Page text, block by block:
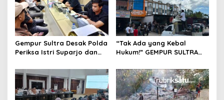
Gempur Sultra Desak Polda
Periksa Istri Suparjo dan
Kasus Tambang Ilegal
“Tak Ada yang Kebal
Hukum!” GEMPUR SULTRA
Tanawali dan PT
Tadisangka, Siap Kuasai
Lahan Puuwatu